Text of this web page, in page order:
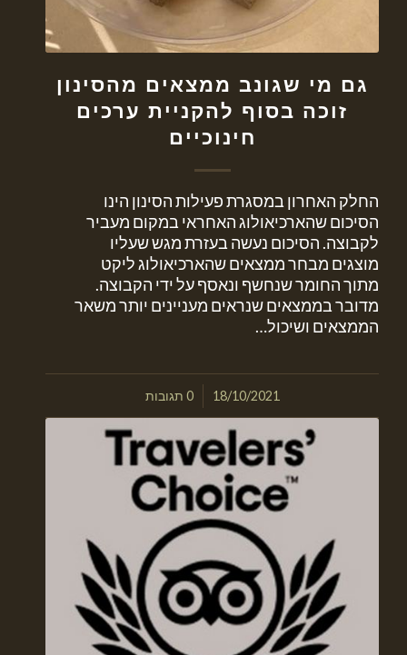
גם מי שגונב ממצאים מהסינון
זוכה בסוף להקניית ערכים
חינוכיים
החלק האחרון במסגרת פעילות הסינון הינו
הסיכום שהארכיאולוג האחראי במקום מעביר
לקבוצה. הסיכום נעשה בעזרת מגש שעליו
מוצגים מבחר ממצאים שהארכיאולוג ליקט
מתוך החומר שנחשף ונאסף על ידי הקבוצה.
מדובר בממצאים שנראים מעניינים יותר משאר
הממצאים ושיכול…
18/10/2021
/ 0 תגובות